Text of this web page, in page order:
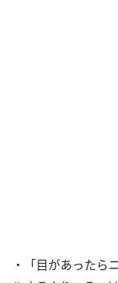
・「目があったら